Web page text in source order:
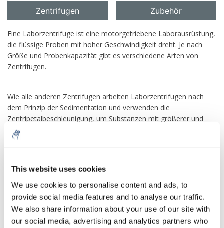
This website uses cookies
We use cookies to personalise content and ads, to
provide social media features and to analyse our traffic.
We also share information about your use of our site with
our social media, advertising and analytics partners who
Zentrifugen Zubehör
Eine Laborzentrifuge ist eine motorgetriebene Laborausrüstung,
die flüssige Proben mit hoher Geschwindigkeit dreht. Je nach
Größe und Probenkapazität gibt es verschiedene Arten von
Zentrifugen.
Wie alle anderen Zentrifugen arbeiten Laborzentrifugen nach
dem Prinzip der Sedimentation und verwenden die
Zentripetalbeschleunigung, um Substanzen mit größerer und
geringerer Dichte zu trennen.
IKA stellt eine brandneue Mikrozentrifuge vor, die sich ideal für
Geschwindigkeiten erfordern, wie Mikrofiltrationen und
Zelltrennungen. Diese Zentrifugen haben ein kompaktes Design
und eine geringe Stellfläche, die nur minimalen Platz auf dem
Tisch benötigt. Ein transparenter Deckel ermöglicht eine
ständige Beobachtung der Zentrifuge und kann sowohl mit
Mikrozentrifugen- als auch mit PCR-Streifenröhrchen verwendet